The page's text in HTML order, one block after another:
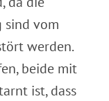
sind vom
werden.
beide mit
ist, dass